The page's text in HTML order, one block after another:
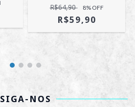
R$64,90 8% OFF
R$59,90
SIGA-NOS